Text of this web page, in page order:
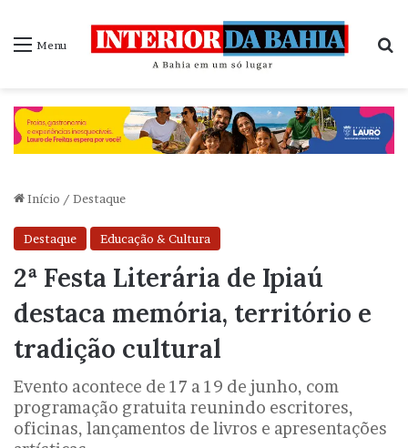
Menu
Início / Destaque
Destaque Educação & Cultura
2ª Festa Literária de Ipiaú
destaca memória, território e
tradição cultural
Evento acontece de 17 a 19 de junho, com
programação gratuita reunindo escritores,
oficinas, lançamentos de livros e apresentações